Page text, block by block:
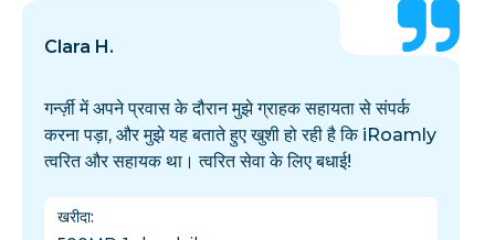
Clara H.
गर्न्ज़ी में अपने प्रवास के दौरान मुझे ग्राहक सहायता से संपर्क
करना पड़ा, और मुझे यह बताते हुए खुशी हो रही है कि iRoamly
त्वरित और सहायक था। त्वरित सेवा के लिए बधाई!
खरीदा: